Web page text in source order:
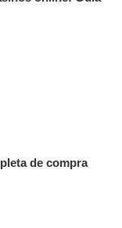
de compra